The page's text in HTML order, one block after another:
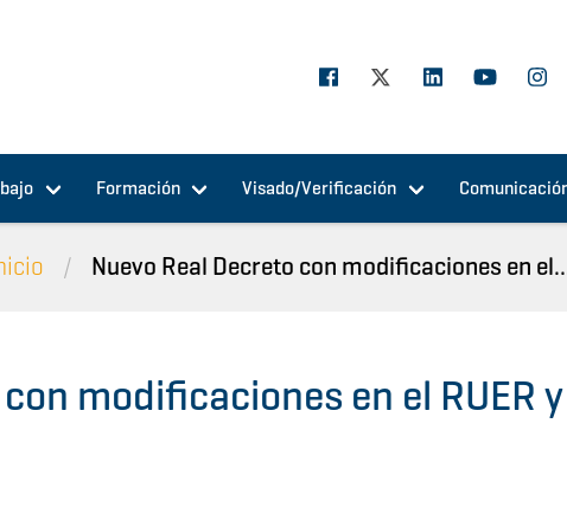
Formación Visado/Verificación
Nuevo Real Decreto con modificaciones en
modificaciones en el RUER y